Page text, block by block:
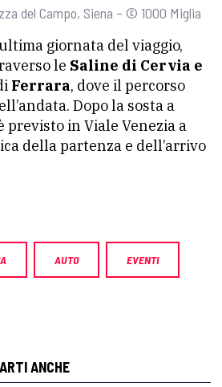
del Campo, Siena – © 1000 Miglia
giornata del viaggio,
le Saline di Cervia e
Ferrara, dove il percorso
Dopo la sosta a
previsto in Viale Venezia a
della partenza e dell’arrivo
AUTO EVENTI
ANCHE